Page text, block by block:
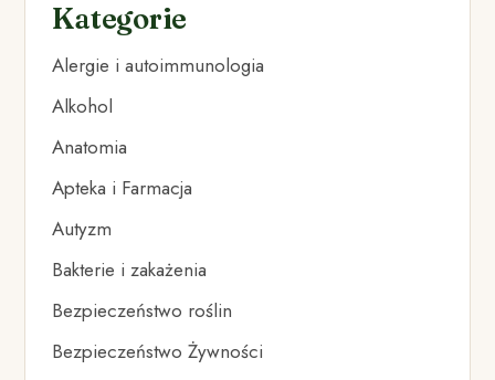
Kategorie
Alergie i autoimmunologia
Alkohol
Anatomia
Apteka i Farmacja
Autyzm
Bakterie i zakażenia
Bezpieczeństwo roślin
Bezpieczeństwo Żywności